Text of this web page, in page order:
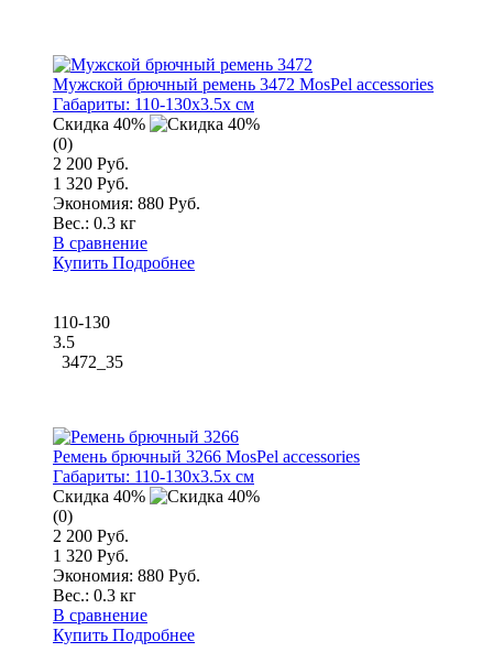
Мужской брючный ремень 3472 MosPel accessories
Габариты: 110-130x3.5x см
Скидка 40%
(0)
2 200 Руб.
1 320 Руб.
Экономия: 880 Руб.
Вес.: 0.3 кг
В сравнение
Купить Подробнее
110-130
3.5
3472_35
Ремень брючный 3266 MosPel accessories
Габариты: 110-130x3.5x см
Скидка 40%
(0)
2 200 Руб.
1 320 Руб.
Экономия: 880 Руб.
Вес.: 0.3 кг
В сравнение
Купить Подробнее